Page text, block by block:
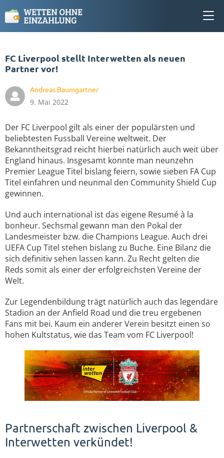
FC Liverpool stellt Interwetten als neuen
Partner vor!
Andreas Baumgartner
9. Mai 2022
Der FC Liverpool gilt als einer der populärsten und
beliebtesten Fussball Vereine weltweit. Der
Bekanntheitsgrad reicht hierbei natürlich auch weit über
England hinaus. Insgesamt konnte man neunzehn
Premier League Titel bislang feiern, sowie sieben FA Cup
Titel einfahren und neunmal den Community Shield Cup
gewinnen.
Und auch international ist das eigene Resumé à la
bonheur. Sechsmal gewann man den Pokal der
Landesmeister bzw. die Champions League. Auch drei
UEFA Cup Titel stehen bislang zu Buche. Eine Bilanz die
sich definitiv sehen lassen kann. Zu Recht gelten die
Reds somit als einer der erfolgreichsten Vereine der
Welt.
Zur Legendenbildung trägt natürlich auch das legendäre
Stadion an der Anfield Road und die treu ergebenen
Fans mit bei. Kaum ein anderer Verein besitzt einen so
hohen Kultstatus, wie das Team vom FC Liverpool!
Partnerschaft zwischen Liverpool &
Interwetten verkündet!